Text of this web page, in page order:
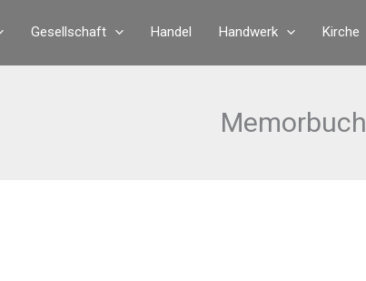
Gesellschaft Handel Handwerk Kirche
Memorbuch